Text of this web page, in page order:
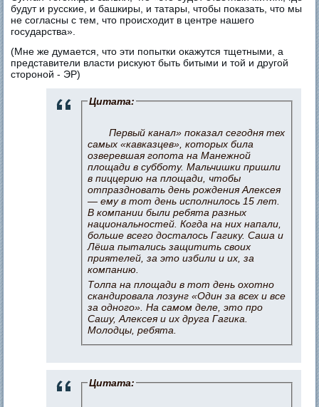
будут и русские, и башкиры, и татары, чтобы показать, что мы
не согласны с тем, что происходит в центре нашего
государства».
(Мне же думается, что эти попытки окажутся тщетными, а
представители власти рискуют быть битыми и той и другой
стороной - ЭР)
Цитата:
Первый канал» показал сегодня тех
самых «кавказцев», которых била
озверевшая гопота на Манежной
площади в субботу. Мальчишки пришли
в пиццерию на площади, чтобы
отпраздновать день рождения Алексея
— ему в тот день исполнилось 15 лет.
В компании были ребята разных
национальностей. Когда на них напали,
больше всего досталось Гагику. Саша и
Лёша пытались защитить своих
приятелей, за это избили и их, за
компанию.
Толпа на площади в тот день охотно
скандировала лозунг «Один за всех и все
за одного». На самом деле, это про
Сашу, Алексея и их друга Гагика.
Молодцы, ребята.
Цитата: